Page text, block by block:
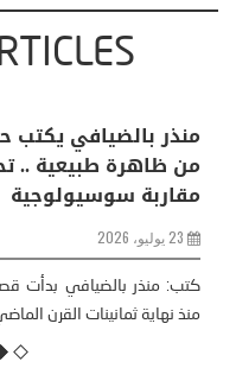
منذر بالضيافي يكتب
من ظاهرة طبيعية ..
مقاربة
23 يوليو، 2026
كتب: منذر بالضيافي بدأت
منذ نهاية ثمانينات القرن